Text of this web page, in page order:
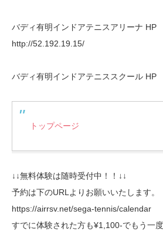
バディ有明インドアテニスアリーナ HP
http://52.192.19.15/
バディ有明インドアテニススクール HP
トップページ
↓↓無料体験は随時受付中！！↓↓
予約は下のURLよりお願いいたします。
https://airrsv.net/sega-tennis/calendar
すでに体験された方も¥1,100-でもう一